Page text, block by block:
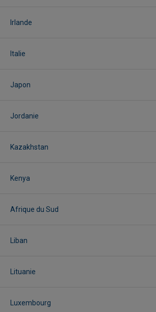
Irlande
Italie
Japon
Jordanie
Kazakhstan
Kenya
Afrique du Sud
Liban
Lituanie
Luxembourg